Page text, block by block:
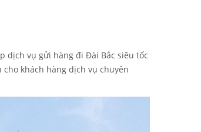
dịch vụ gửi hàng đi Đài Bắc siêu tốc
khách hàng dịch vụ chuyên